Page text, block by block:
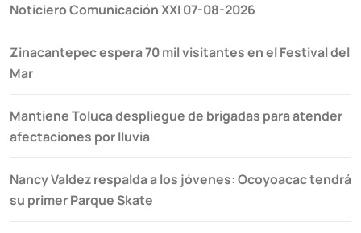
Noticiero Comunicación XXI 07-08-2026
Zinacantepec espera 70 mil visitantes en el Festival del
Mar
Mantiene Toluca despliegue de brigadas para atender
afectaciones por lluvia
Nancy Valdez respalda a los jóvenes: Ocoyoacac tendrá
su primer Parque Skate